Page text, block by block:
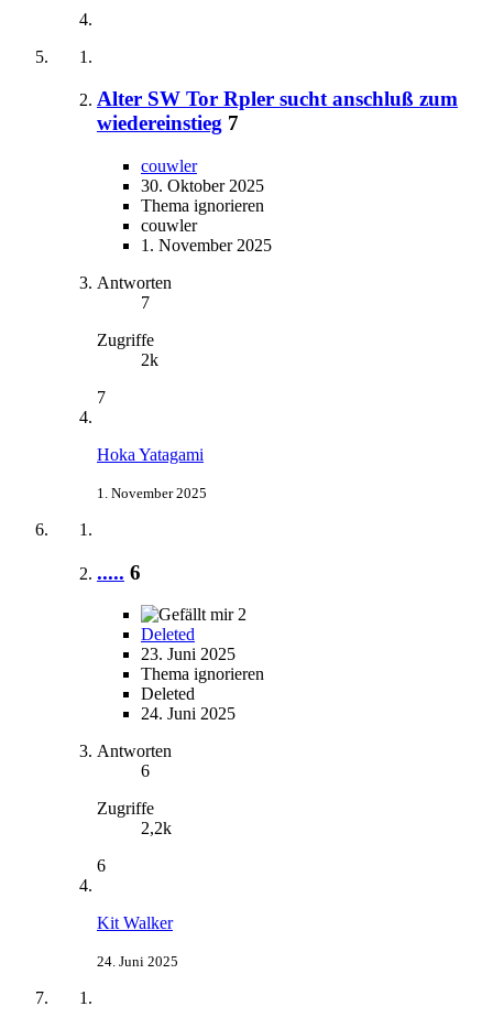
Alter SW Tor Rpler sucht anschluß zum
wiedereinstieg 7
couwler
30. Oktober 2025
Thema ignorieren
couwler
1. November 2025
Antworten
7
Zugriffe
2k
7
Hoka Yatagami
1. November 2025
..... 6
2
Deleted
23. Juni 2025
Thema ignorieren
Deleted
24. Juni 2025
Antworten
6
Zugriffe
2,2k
6
Kit Walker
24. Juni 2025